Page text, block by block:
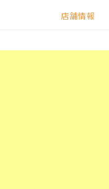
店舗情報